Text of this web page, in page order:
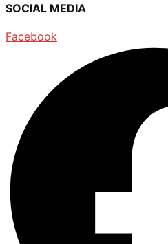
SOCIAL MEDIA
Facebook